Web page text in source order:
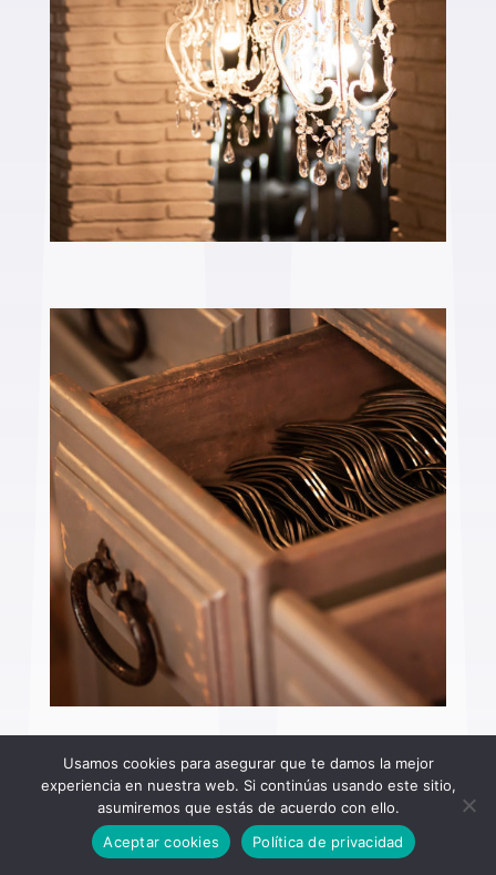
Usamos cookies para asegurar que te damos la mejor
experiencia en nuestra web. Si continúas usando este sitio,
asumiremos que estás de acuerdo con ello.
Aceptar cookies
Política de privacidad